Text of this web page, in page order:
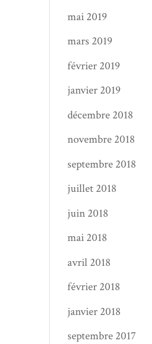
mai 2019
mars 2019
février 2019
janvier 2019
décembre 2018
novembre 2018
septembre 2018
juillet 2018
juin 2018
mai 2018
avril 2018
février 2018
janvier 2018
septembre 2017